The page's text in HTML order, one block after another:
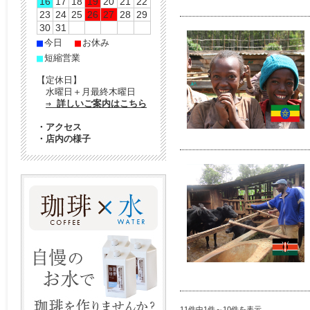
23 24 25 26 27 28
29
30 31
■今日 ■ お休み
■短縮営業
【定休日】
水曜日＋月最終木曜日
⇒ 詳しいご案内はこちら
・ アクセス
・ 店内の様子